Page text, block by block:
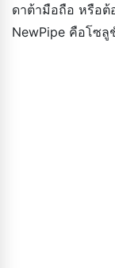
ดาต้ามือถือ หรือต้
NewPipe คือโซ